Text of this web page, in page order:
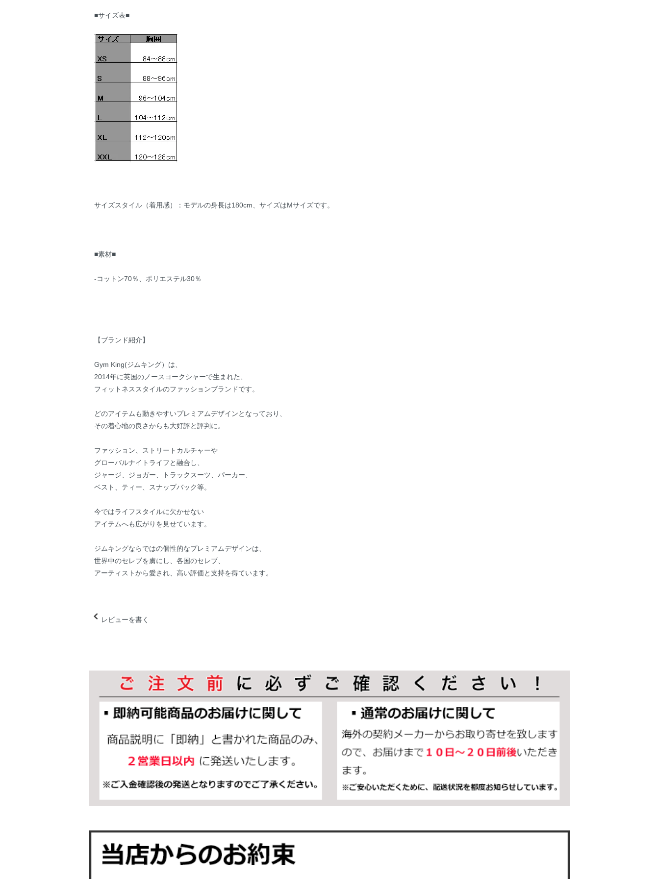
■サイズ表■
サイズスタイル（着用感）：モデルの身長は180cm、サイズはMサイズです。
■素材■
-コットン70％、ポリエステル30％
【ブランド紹介】
Gym King(ジムキング）は、
2014年に英国のノースヨークシャーで生まれた、
フィットネススタイルのファッションブランドです。
どのアイテムも動きやすいプレミアムデザインとなっており、
その着心地の良さからも大好評と評判に。
ファッション、ストリートカルチャーや
グローバルナイトライフと融合し、
ジャージ、ジョガー、トラックスーツ、パーカー、
ベスト、ティー、スナップバック等。
今ではライフスタイルに欠かせない
アイテムへも広がりを見せています。
ジムキングならではの個性的なプレミアムデザインは、
世界中のセレブを虜にし、各国のセレブ、
アーティストから愛され、高い評価と支持を得ています。
レビューを書く